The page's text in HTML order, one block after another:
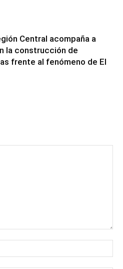
Central acompaña a
la construcción de
frente al fenómeno de El